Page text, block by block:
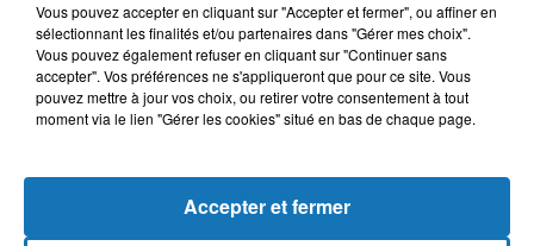
À LA UNE
Vous pouvez accepter en cliquant sur "Accepter et fermer", ou affiner en
sélectionnant les finalités et/ou partenaires dans "Gérer mes choix".
Vous pouvez également refuser en cliquant sur "Continuer sans
accepter". Vos préférences ne s'appliqueront que pour ce site. Vous
pouvez mettre à jour vos choix, ou retirer votre consentement à tout
moment via le lien "Gérer les cookies" situé en bas de chaque page.
Accepter et fermer